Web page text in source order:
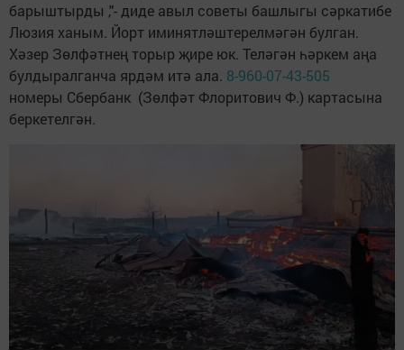
барыштырды ,"- диде авыл советы башлыгы сәркатибе
Люзия ханым. Йорт иминятләштерелмәгән булган.
Хәзер Зөлфәтнең торыр җире юк. Теләгән һәркем аңа
булдыралганча ярдәм итә ала. 8-960-07-43-505
номеры Сбербанк (Зөлфәт Флоритович Ф.) картасына
беркетелгән.